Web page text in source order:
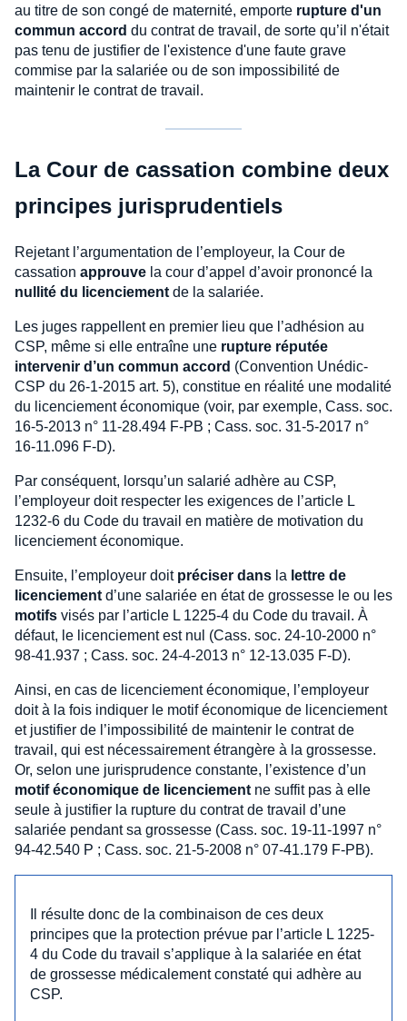
au titre de son congé de maternité, emporte rupture d'un
commun accord du contrat de travail, de sorte qu’il n'était
pas tenu de justifier de l'existence d'une faute grave
commise par la salariée ou de son impossibilité de
maintenir le contrat de travail.
La Cour de cassation combine deux
principes jurisprudentiels
Rejetant l’argumentation de l’employeur, la Cour de
cassation approuve la cour d’appel d’avoir prononcé la
nullité du licenciement de la salariée.
Les juges rappellent en premier lieu que l’adhésion au
CSP, même si elle entraîne une rupture réputée
intervenir d’un commun accord (Convention Unédic-
CSP du 26-1-2015 art. 5), constitue en réalité une modalité
du licenciement économique (voir, par exemple, Cass. soc.
16-5-2013 n° 11-28.494 F-PB ; Cass. soc. 31-5-2017 n°
16-11.096 F-D).
Par conséquent, lorsqu’un salarié adhère au CSP,
l’employeur doit respecter les exigences de l’article L
1232-6 du Code du travail en matière de motivation du
licenciement économique.
Ensuite, l’employeur doit préciser dans la lettre de
licenciement d’une salariée en état de grossesse le ou les
motifs visés par l’article L 1225-4 du Code du travail. À
défaut, le licenciement est nul (Cass. soc. 24-10-2000 n°
98-41.937 ; Cass. soc. 24-4-2013 n° 12-13.035 F-D).
Ainsi, en cas de licenciement économique, l’employeur
doit à la fois indiquer le motif économique de licenciement
et justifier de l’impossibilité de maintenir le contrat de
travail, qui est nécessairement étrangère à la grossesse.
Or, selon une jurisprudence constante, l’existence d’un
motif économique de licenciement ne suffit pas à elle
seule à justifier la rupture du contrat de travail d’une
salariée pendant sa grossesse (Cass. soc. 19-11-1997 n°
94-42.540 P ; Cass. soc. 21-5-2008 n° 07-41.179 F-PB).
Il résulte donc de la combinaison de ces deux
principes que la protection prévue par l’article L 1225-
4 du Code du travail s’applique à la salariée en état
de grossesse médicalement constaté qui adhère au
CSP.